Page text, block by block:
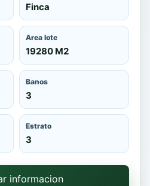
Finca
Area lote
19280 M2
Banos
3
Estrato
3
informacion